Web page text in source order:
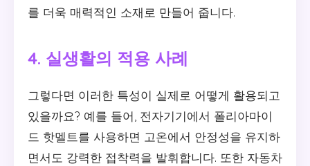
를 더욱 매력적인 소재로 만들어 줍니다.
4. 실생활의 적용 사례
그렇다면 이러한 특성이 실제로 어떻게 활용되고
있을까요? 예를 들어, 전자기기에서 폴리아마이
드 핫멜트를 사용하면 고온에서 안정성을 유지하
면서도 강력한 접착력을 발휘합니다. 또한 자동차